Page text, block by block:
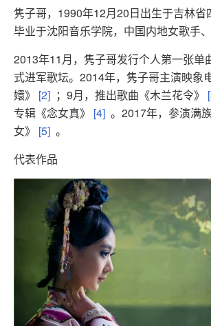
隽子哥，1990年12月20日出生于吉林省
毕业于沈阳音乐学院，中国内地女歌手
2013年11月，隽子哥发行个人第一张单
式进军歌坛。2014年，隽子哥主演映象
嬛》 [2] ；9月，推出歌曲《木兰花令》
专辑《念女真》 [4] 。2017年，参演满
女》 [5] 。
代表作品